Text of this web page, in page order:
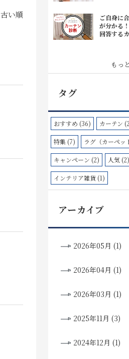
古い順
ご自身に
が分かる
回答する
もっ
タグ
おすすめ (36) カーテン
特集 (7) ラグ（カーペッ
キャンペーン (2) 人気 (2)
インテリア雑貨 (1)
アーカイブ
2026年05月 (1)
2026年04月 (1)
2026年03月 (1)
2025年11月 (3)
2024年12月 (1)